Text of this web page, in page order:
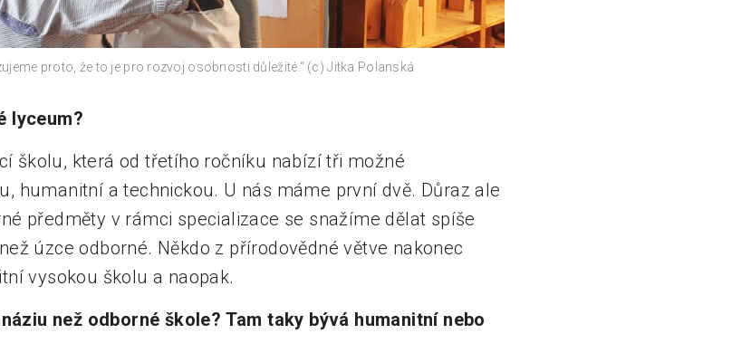
proto, že to je pro rozvoj osobnosti důležité.“ (c) Jitka Polanská
lyceum?
školu, která od třetího ročníku nabízí tři možné
humanitní a technickou. U nás máme první dvě. Důraz ale
předměty v rámci specializace se snažíme dělat spíše
úzce odborné. Někdo z přírodovědné větve nakonec
vysokou školu a naopak.
než odborné škole? Tam taky bývá humanitní nebo